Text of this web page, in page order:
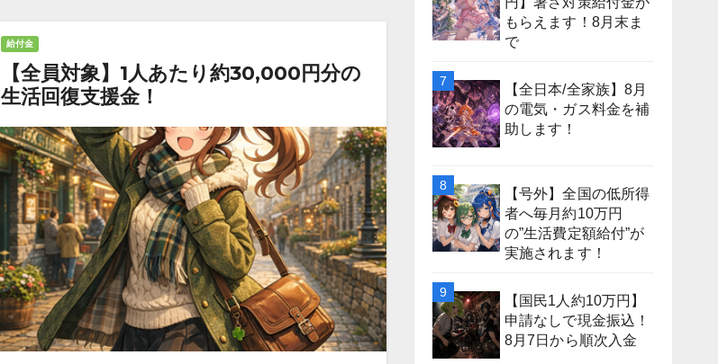
給付金
【全員対象】1人あたり約30,000円分の
生活回復支援金！
もらえます！8月末ま
で
【全日本/全家族】8月
の電気・ガス料金を補
助します！
【号外】全国の低所得
者へ毎月約10万円
の”生活費定額給付”が
実施されます！
【国民1人約10万円】
申請なしで現金振込！
8月7日から順次入金